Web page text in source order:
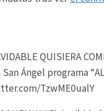
QUISIERA
Ángel programa
TzwME0ualY